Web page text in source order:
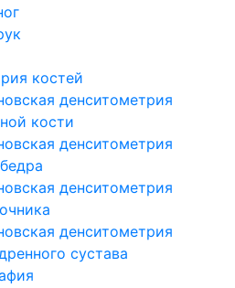
костей
денситометрия
кости
денситометрия
денситометрия
денситометрия
сустава